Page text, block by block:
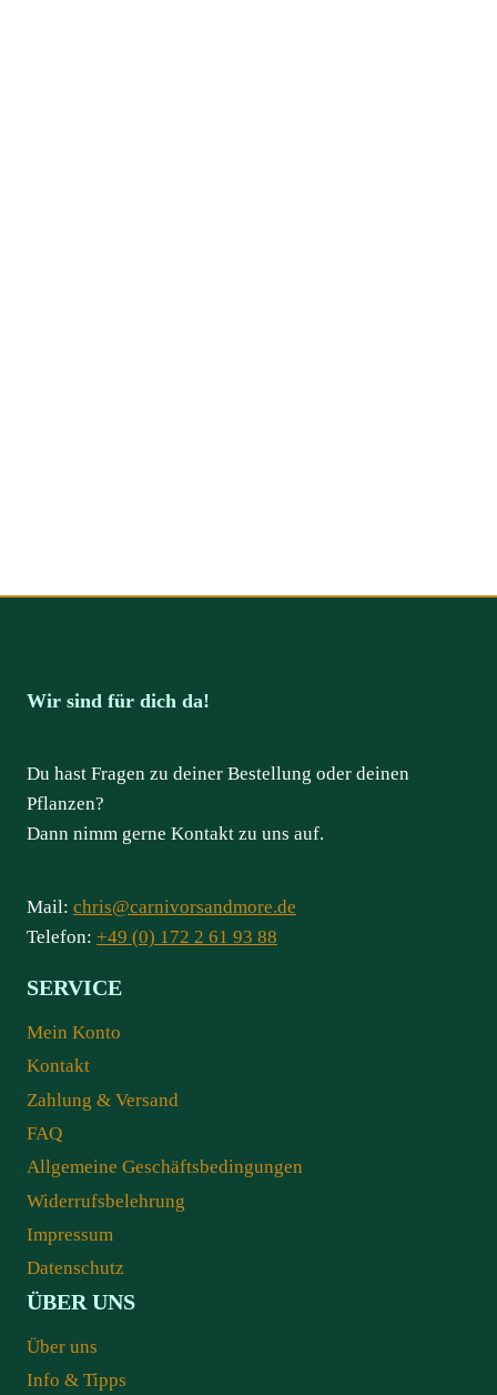
Wir sind für dich da!
Du hast Fragen zu deiner Bestellung oder deinen
Pflanzen?
Dann nimm gerne Kontakt zu uns auf.
Mail: chris@carnivorsandmore.de
Telefon: +49 (0) 172 2 61 93 88
SERVICE
Mein Konto
Kontakt
Zahlung & Versand
FAQ
Allgemeine Geschäftsbedingungen
Widerrufsbelehrung
Impressum
Datenschutz
ÜBER UNS
Über uns
Info & Tipps